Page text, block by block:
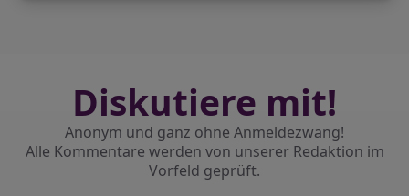
Diskutiere mit!
Anonym und ganz ohne Anmeldezwang!
Alle Kommentare werden von unserer Redaktion im
Vorfeld geprüft.